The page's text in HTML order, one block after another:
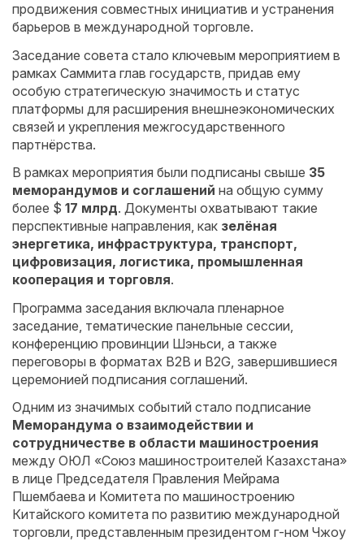
продвижения совместных инициатив и устранения
барьеров в международной торговле.
Заседание совета стало ключевым мероприятием в
рамках Саммита глав государств, придав ему
особую стратегическую значимость и статус
платформы для расширения внешнеэкономических
связей и укрепления межгосударственного
партнёрства.
В рамках мероприятия были подписаны свыше 35
меморандумов и соглашений на общую сумму
более $ 17 млрд. Документы охватывают такие
перспективные направления, как зелёная
энергетика, инфраструктура, транспорт,
цифровизация, логистика, промышленная
кооперация и торговля.
Программа заседания включала пленарное
заседание, тематические панельные сессии,
конференцию провинции Шэньси, а также
переговоры в форматах B2B и B2G, завершившиеся
церемонией подписания соглашений.
Одним из значимых событий стало подписание
Меморандума о взаимодействии и
сотрудничестве в области машиностроения
между ОЮЛ «Союз машиностроителей Казахстана»
в лице Председателя Правления Мейрама
Пшембаева и Комитета по машиностроению
Китайского комитета по развитию международной
торговли, представленным президентом г-ном Чжоу